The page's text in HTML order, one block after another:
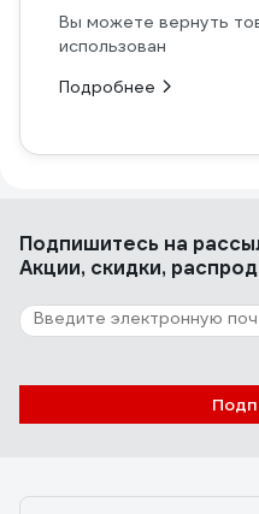
Вы можете вернуть
использован
Подробнее
Подпишитесь на
Акции, скидки,